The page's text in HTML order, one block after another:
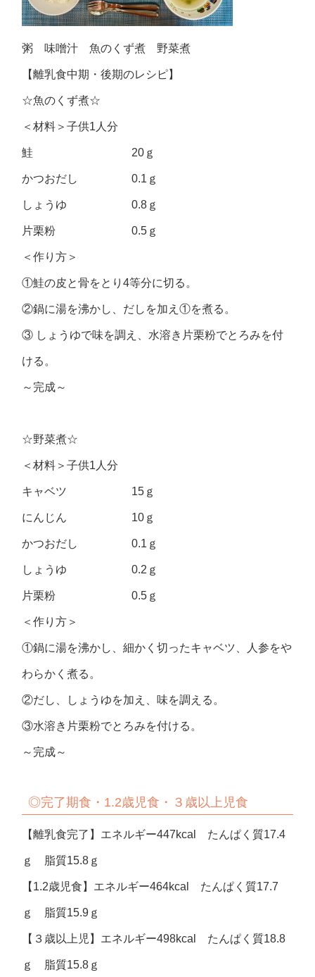
粥 味噌汁 魚のくず煮 野菜煮
【離乳食中期・後期のレシピ】
☆魚のくず煮☆
＜材料＞子供1人分
鮭 20ｇ
かつおだし 0.1ｇ
しょうゆ 0.8ｇ
片栗粉 0.5ｇ
＜作り方＞
①鮭の皮と骨をとり4等分に切る。
②鍋に湯を沸かし、だしを加え①を煮る。
③ しょうゆで味を調え、水溶き片栗粉でとろみを付
ける。
～完成～
☆野菜煮☆
＜材料＞子供1人分
キャベツ 15ｇ
にんじん 10ｇ
かつおだし 0.1ｇ
しょうゆ 0.2ｇ
片栗粉 0.5ｇ
＜作り方＞
①鍋に湯を沸かし、細かく切ったキャベツ、人参をや
わらかく煮る。
②だし、しょうゆを加え、味を調える。
③水溶き片栗粉でとろみを付ける。
～完成～
◎完了期食・ 1.2歳児食・３歳以上児食
【離乳食完了】エネルギー447kcal たんぱく質17.4
ｇ 脂質15.8ｇ
【1.2歳児食】エネルギー464kcal たんぱく質17.7
ｇ 脂質15.9ｇ
【３歳以上児】エネルギー498kcal たんぱく質18.8
ｇ 脂質15.8ｇ